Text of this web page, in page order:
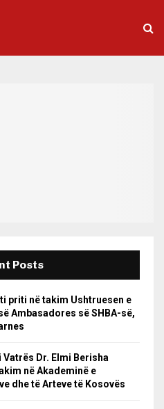
Posts
priti në takim Ushtruesen e
Ambasadores së SHBA-së,
Vatrës Dr. Elmi Berisha
në Akademinë e
dhe të Arteve të Kosovës